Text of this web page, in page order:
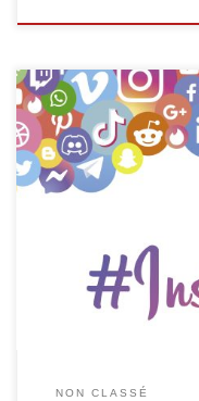
L’EPN de Malmedy, en
une animation destinée
pour les aider à mieux
numérique. Encadrée
cette activité gratuite
NON CLASSÉ